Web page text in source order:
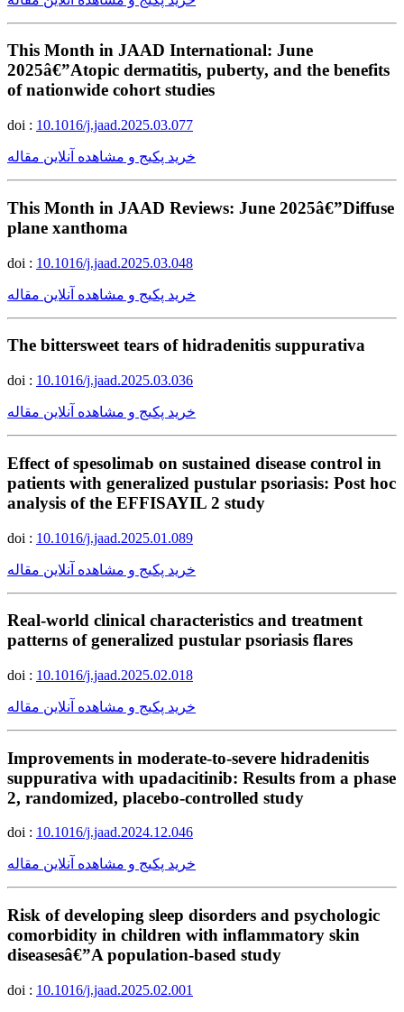
This Month in JAAD International: June
2025â€”Atopic dermatitis, puberty, and the benefits
of nationwide cohort studies
doi : 10.1016/j.jaad.2025.03.077
خرید پکیج و مشاهده آنلاین مقاله
This Month in JAAD Reviews: June 2025â€”Diffuse
plane xanthoma
doi : 10.1016/j.jaad.2025.03.048
خرید پکیج و مشاهده آنلاین مقاله
The bittersweet tears of hidradenitis suppurativa
doi : 10.1016/j.jaad.2025.03.036
خرید پکیج و مشاهده آنلاین مقاله
Effect of spesolimab on sustained disease control in
patients with generalized pustular psoriasis: Post hoc
analysis of the EFFISAYIL 2 study
doi : 10.1016/j.jaad.2025.01.089
خرید پکیج و مشاهده آنلاین مقاله
Real-world clinical characteristics and treatment
patterns of generalized pustular psoriasis flares
doi : 10.1016/j.jaad.2025.02.018
خرید پکیج و مشاهده آنلاین مقاله
Improvements in moderate-to-severe hidradenitis
suppurativa with upadacitinib: Results from a phase
2, randomized, placebo-controlled study
doi : 10.1016/j.jaad.2024.12.046
خرید پکیج و مشاهده آنلاین مقاله
Risk of developing sleep disorders and psychologic
comorbidity in children with inflammatory skin
diseasesâ€”A population-based study
doi : 10.1016/j.jaad.2025.02.001